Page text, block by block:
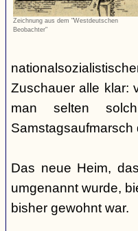
Zeichnung aus dem "Westdeutschen
Beobachter"
Zuschauer alle klar:
man selten
Samstagsaufmarsch
Das neue Heim,
umgenannt wurde,
bisher gewohnt war.